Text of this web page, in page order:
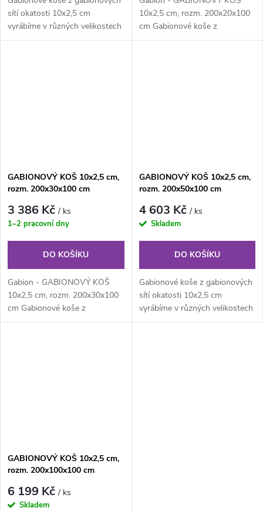
sítí okatosti 10x2,5 cm
vyrábíme v různých velikostech
podle individuálních
10x2,5 cm, rozm. 200x20x100
cm Gabionové koše z
gabionových sítí okatosti
GABIONOVÝ KOŠ 10x2,5 cm,
rozm. 200x30x100 cm
3 386 Kč/ ks
1–2 pracovní dny
DO KOŠÍKU
Gabion - GABIONOVÝ KOŠ
10x2,5 cm, rozm. 200x30x100
cm Gabionové koše z
gabionových sítí okatosti
GABIONOVÝ KOŠ 10x2,5 cm,
rozm. 200x50x100 cm
4 603 Kč/ ks
Skladem
DO KOŠÍKU
Gabionové koše z gabionových
sítí okatosti 10x2,5 cm
vyrábíme v různých velikostech
podle individuálních
GABIONOVÝ KOŠ 10x2,5 cm,
rozm. 200x100x100 cm
6 199 Kč/ ks
Skladem